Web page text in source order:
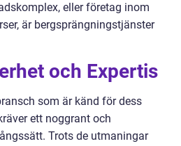
eller företag inom
är bergsprängningstjänster
och Expertis
som är känd för dess
ett noggrant och
Trots de utmaningar